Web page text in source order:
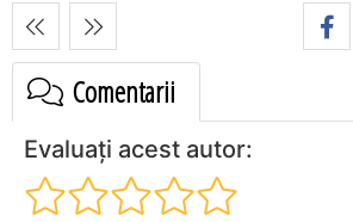
Comentarii
Evaluați acest autor: